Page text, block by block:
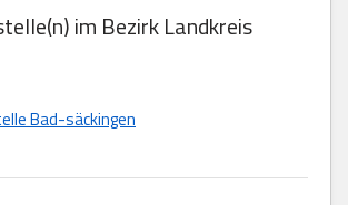
im Bezirk Landkreis
Bad-säckingen